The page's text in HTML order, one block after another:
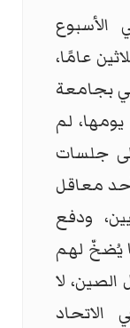
الأسبوع
عامًا،
بجامعة
لم
جلسات
معاقل
ودفع
يُضخّ لهم
لا
الاتحاد